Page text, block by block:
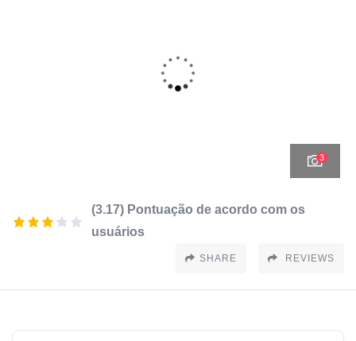
3
(3.17) Pontuação de acordo com os
usuários
SHARE REVIEWS